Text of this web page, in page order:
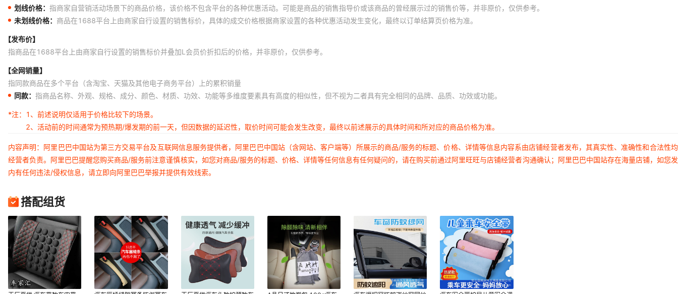
划线价格： 指商家自营销活动场景下的商品价格，该价格不包含平台的各种优惠活动。可能是商品的销售指导价或该商品的曾经展示过的销售价等，并非原价，仅供参考。
未划线价格： 商品在1688平台上由商家自行设置的销售标价，具体的成交价格根据商家设置的各种优惠活动发生变化，最终以订单结算页价格为准。
【发布价】
指商品在1688平台上由商家自行设置的销售标价并叠加L会员价折扣后的价格，并非原价，仅供参考。
【全网销量】
指同款商品在多个平台（含淘宝、天猫及其他电子商务平台）上的累积销量
同款： 指商品名称、外观、规格、成分、颜色、材质、功效、功能等多维度要素具有高度的相似性，但不视为二者具有完全相同的品牌、品质、功效或功能。
*注：
1、前述说明仅适用于价格比较下的场景。
2、活动前的时间通常为预热期/爆发期的前一天，但因数据的延迟性，取价时间可能会发生改变，最终以前述展示的具体时间和所对应的商品价格为准。
内容声明：阿里巴巴中国站为第三方交易平台及互联网信息服务提供者，阿里巴巴中国站（含网站、客户端等）所展示的商品/服务的标题、价格、详情等信息内容系由店铺经营者发布，其真实性、准确性和合法性
经营者负责。阿里巴巴提醒您购买商品/服务前注意谨慎核实，如您对商品/服务的标题、价格、详情等任何信息有任何疑问的，请在购买前通过阿里旺旺与店铺经营者沟通确认；阿里巴巴中国站存在海量店铺，如您
内有任何违法/侵权信息，请立即向阿里巴巴举报并提供有效线索。
搭配组货